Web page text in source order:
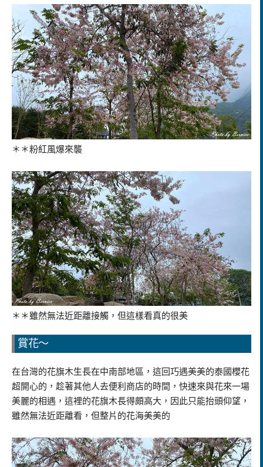
＊＊粉紅風爆來襲
＊＊雖然無法近距離接觸，但這樣看真的很美
賞花～
在台灣的花旗木生長在中南部地區，這回巧遇美美的泰國櫻花
超開心的，趁著其他人去便利商店的時間，快速來與花來一場
美麗的相遇，這裡的花旗木長得頗高大，因此只能抬頭仰望，
雖然無法近距離看，但整片的花海美美的